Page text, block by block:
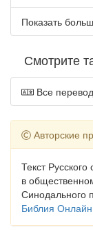
Показать
Смотрите
Все
Авторские
Текст
в
Синодального
Библия Онлайн